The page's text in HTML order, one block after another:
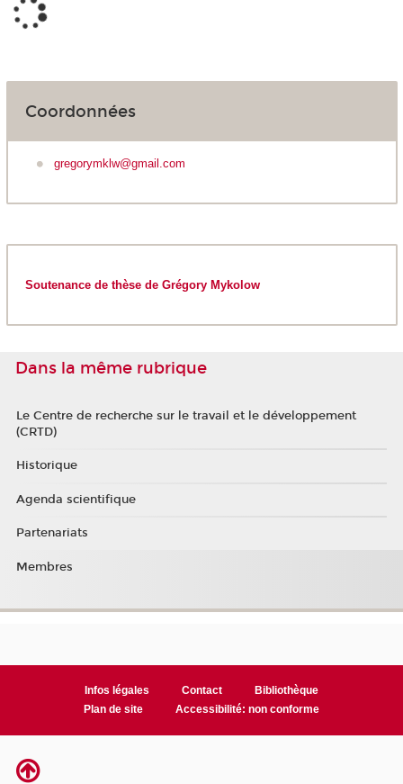
Coordonnées
gregorymklw@gmail.com
Soutenance de thèse de Grégory Mykolow
Dans la même rubrique
Le Centre de recherche sur le travail et le développement
(CRTD)
Historique
Agenda scientifique
Partenariats
Membres
Infos légales Contact
Bibliothèque
Plan de site
Accessibilité: non conforme